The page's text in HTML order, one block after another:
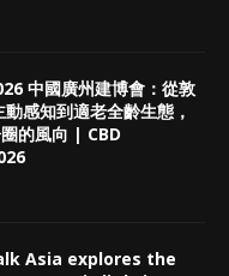
中國廣州建博會：從敦
感知到適老全齡生態，
的風向 | CBD
Asia explores the